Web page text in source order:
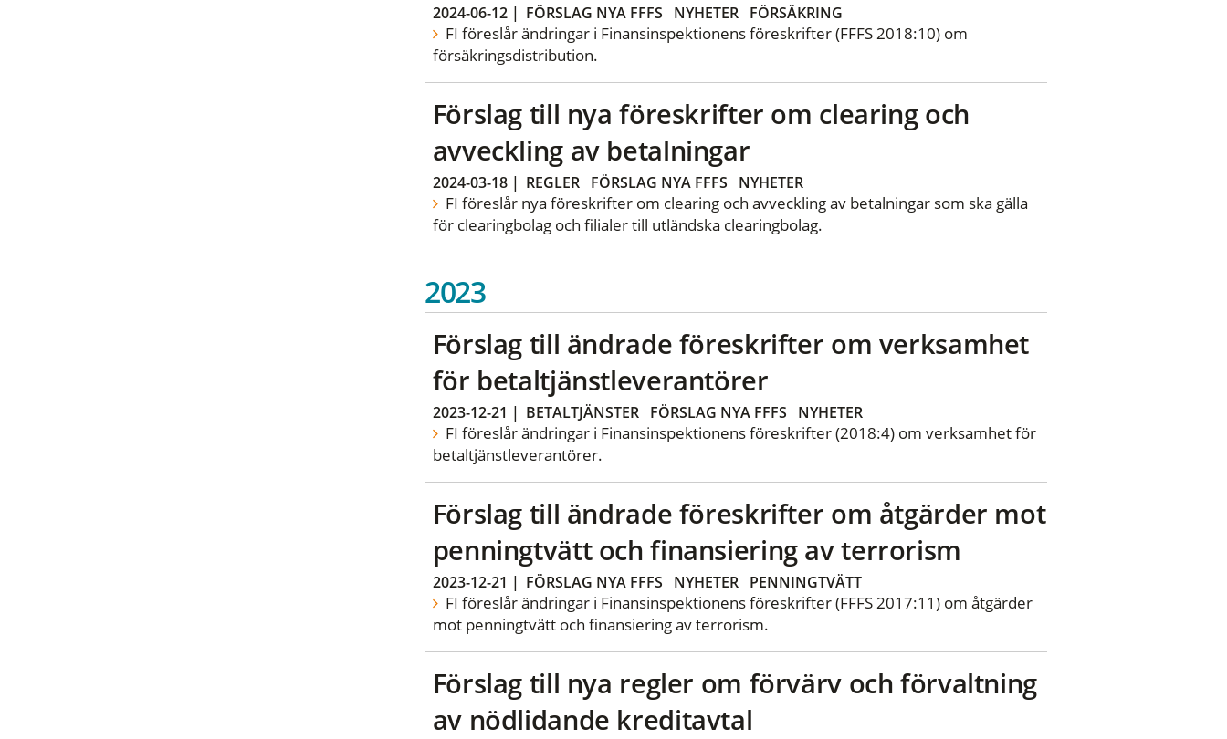
2024-06-12| FÖRSLAG NYA FFFS NYHETER FÖRSÄKRING
FI föreslår ändringar i Finansinspektionens föreskrifter (FFFS 2018:10) om
försäkringsdistribution.
Förslag till nya föreskrifter om clearing och
avveckling av betalningar
2024-03-18| REGLER FÖRSLAG NYA FFFS NYHETER
FI föreslår nya föreskrifter om clearing och avveckling av betalningar som ska gälla
för clearingbolag och filialer till utländska clearingbolag.
2023
Förslag till ändrade föreskrifter om verksamhet
för betaltjänstleverantörer
2023-12-21 | BETALTJÄNSTER FÖRSLAG NYA FFFS NYHETER
FI föreslår ändringar i Finansinspektionens föreskrifter (2018:4) om verksamhet för
betaltjänstleverantörer.
Förslag till ändrade föreskrifter om åtgärder mot
penningtvätt och finansiering av terrorism
2023-12-21 | FÖRSLAG NYA FFFS NYHETER PENNINGTVÄTT
FI föreslår ändringar i Finansinspektionens föreskrifter (FFFS 2017:11) om åtgärder
mot penningtvätt och finansiering av terrorism.
Förslag till nya regler om förvärv och förvaltning
av nödlidande kreditavtal